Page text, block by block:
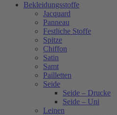
Bekleidungsstoffe
Jacquard
Panneau
Festliche Stoffe
Spitze
Chiffon
Satin
Samt
Pailletten
Seide
Seide – Drucke
Seide – Uni
Leinen